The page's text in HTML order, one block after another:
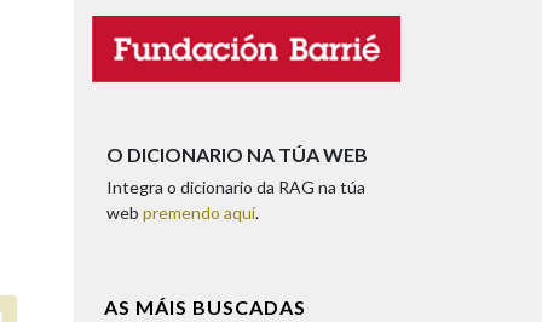
O DICIONARIO NA TÚA WEB
Integra o dicionario da RAG na túa
web premendo aquí.
AS MÁIS BUSCADAS